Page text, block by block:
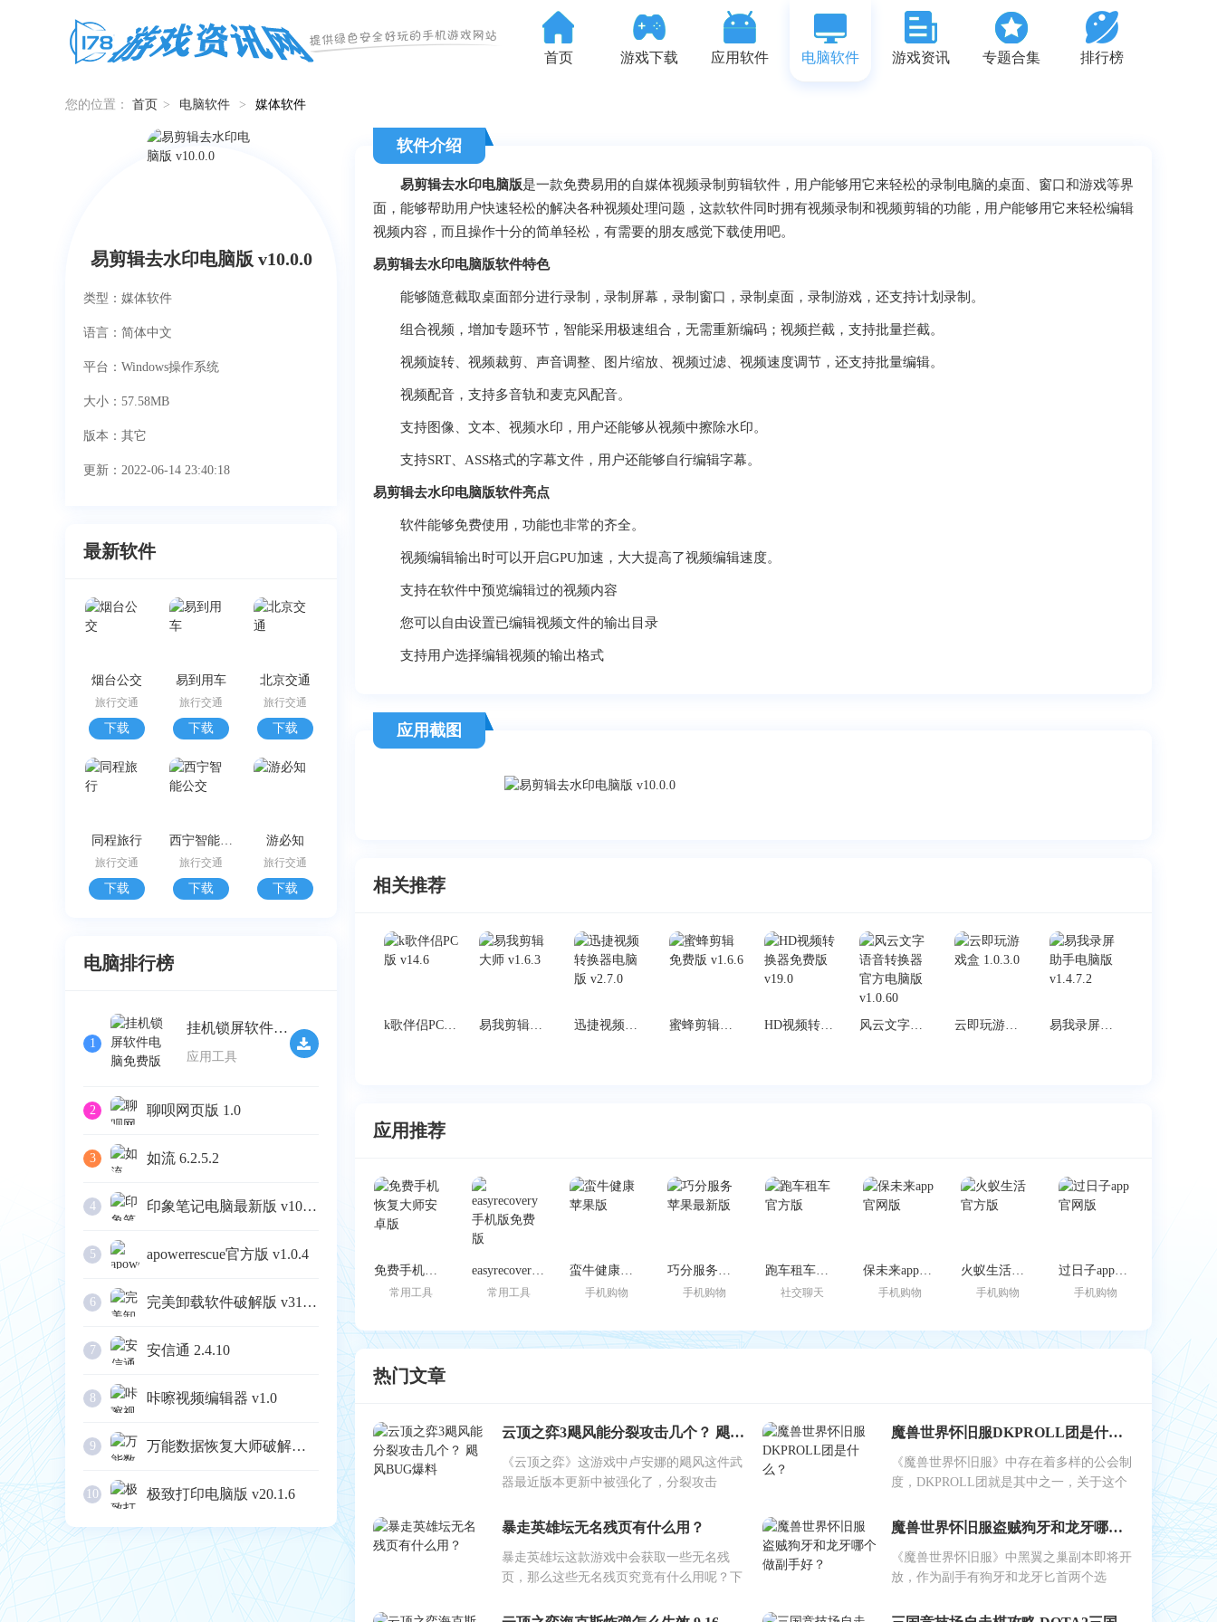
首页 游戏下载 应用软件 电脑软件 游戏资讯 专题合集 排行榜
您的位置： 首页 > 电脑软件 > 媒体软件
类型：媒体软件
语言：简体中文
平台：Windows操作系统
大小：57.58MB
版本：其它
更新：2022-06-14 23:40:18
最新软件
烟台公交
旅行交通
下载
易到用车
旅行交通
下载
北京交通
旅行交通
下载
同程旅行
旅行交通
下载
西宁智能公交
旅行交通
下载
游必知
旅行交通
下载
电脑排行榜
1
挂机锁屏软件电脑免费版 v2.32
应用工具
2 聊呗网页版 1.0
3 如流 6.2.5.2
4 印象笔记电脑最新版 v10.4.4
5 apowerrescue官方版 v1.0.4
6 完美卸载软件破解版 v31.16
7 安信通 2.4.10
8 咔嚓视频编辑器 v1.0
9 万能数据恢复大师破解版 v6.3
10 极致打印电脑版 v20.1.6
软件介绍
易剪辑去水印电脑版 v10.0.0
易剪辑去水印电脑版是一款免费易用的自媒体视频录制剪辑软件，用户能够用它来轻松的录制电脑的桌面、窗口和游戏等界
面，能够帮助用户快速轻松的解决各种视频处理问题，这款软件同时拥有视频录制和视频剪辑的功能，用户能够用它来轻松编辑
视频内容，而且操作十分的简单轻松，有需要的朋友感觉下载使用吧。
易剪辑去水印电脑版软件特色
能够随意截取桌面部分进行录制，录制屏幕，录制窗口，录制桌面，录制游戏，还支持计划录制。
组合视频，增加专题环节，智能采用极速组合，无需重新编码；视频拦截，支持批量拦截。
视频旋转、视频裁剪、声音调整、图片缩放、视频过滤、视频速度调节，还支持批量编辑。
视频配音，支持多音轨和麦克风配音。
支持图像、文本、视频水印，用户还能够从视频中擦除水印。
支持SRT、ASS格式的字幕文件，用户还能够自行编辑字幕。
易剪辑去水印电脑版软件亮点
软件能够免费使用，功能也非常的齐全。
视频编辑输出时可以开启GPU加速，大大提高了视频编辑速度。
支持在软件中预览编辑过的视频内容
您可以自由设置已编辑视频文件的输出目录
支持用户选择编辑视频的输出格式
应用截图
相关推荐
k歌伴侣PC版 v14.6 易我剪辑大师 v1.6.3 迅捷视频转换器电脑版 v2.7.0 蜜蜂剪辑免费版 v1.6.6 HD视频转换器免费版 v19.0 风云文字语音转换器官方电脑版 v1.0.60 云即玩游戏盒 1.0.3.0 易我录屏助手电脑版 v1.4.7.2
应用推荐
免费手机恢复大师安卓版
常用工具
easyrecovery手机版免费版
常用工具
蛮牛健康苹果版
手机购物
巧分服务苹果最新版
手机购物
跑车租车官方版
社交聊天
保未来app官网版
手机购物
火蚁生活官方版
手机购物
过日子app官网版
手机购物
热门文章
云顶之弈3飓风能分裂攻击几个？ 飓风BUG爆料
《云顶之弈》这游戏中卢安娜的飓风这件武
器最近版本更新中被强化了，分裂攻击
魔兽世界怀旧服DKPROLL团是什么？
《魔兽世界怀旧服》中存在着多样的公会制
度，DKPROLL团就是其中之一，关于这个
暴走英雄坛无名残页有什么用？
暴走英雄坛这款游戏中会获取一些无名残
页，那么这些无名残页究竟有什么用呢？下
魔兽世界怀旧服盗贼狗牙和龙牙哪个做副手好？
《魔兽世界怀旧服》中黑翼之巢副本即将开
放，作为副手有狗牙和龙牙匕首两个选